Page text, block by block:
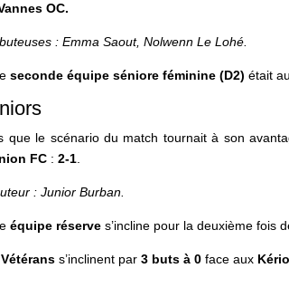
OC.
: Emma Saout, Nolwenn Le Lohé.
seconde équipe séniore féminine (D2)était au
que le scénario du match tournait à son
FC :2-1.
: Junior Burban.
équipe réserve s’incline pour la deuxième fois
Vétérans s’inclinent par3 buts à 0 face aux